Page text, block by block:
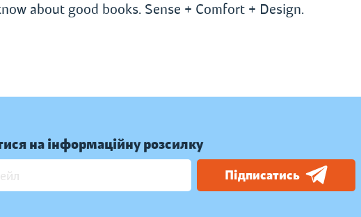
about good books. Sense + Comfort + Design.
на інформаційну розсилку
Підписатись